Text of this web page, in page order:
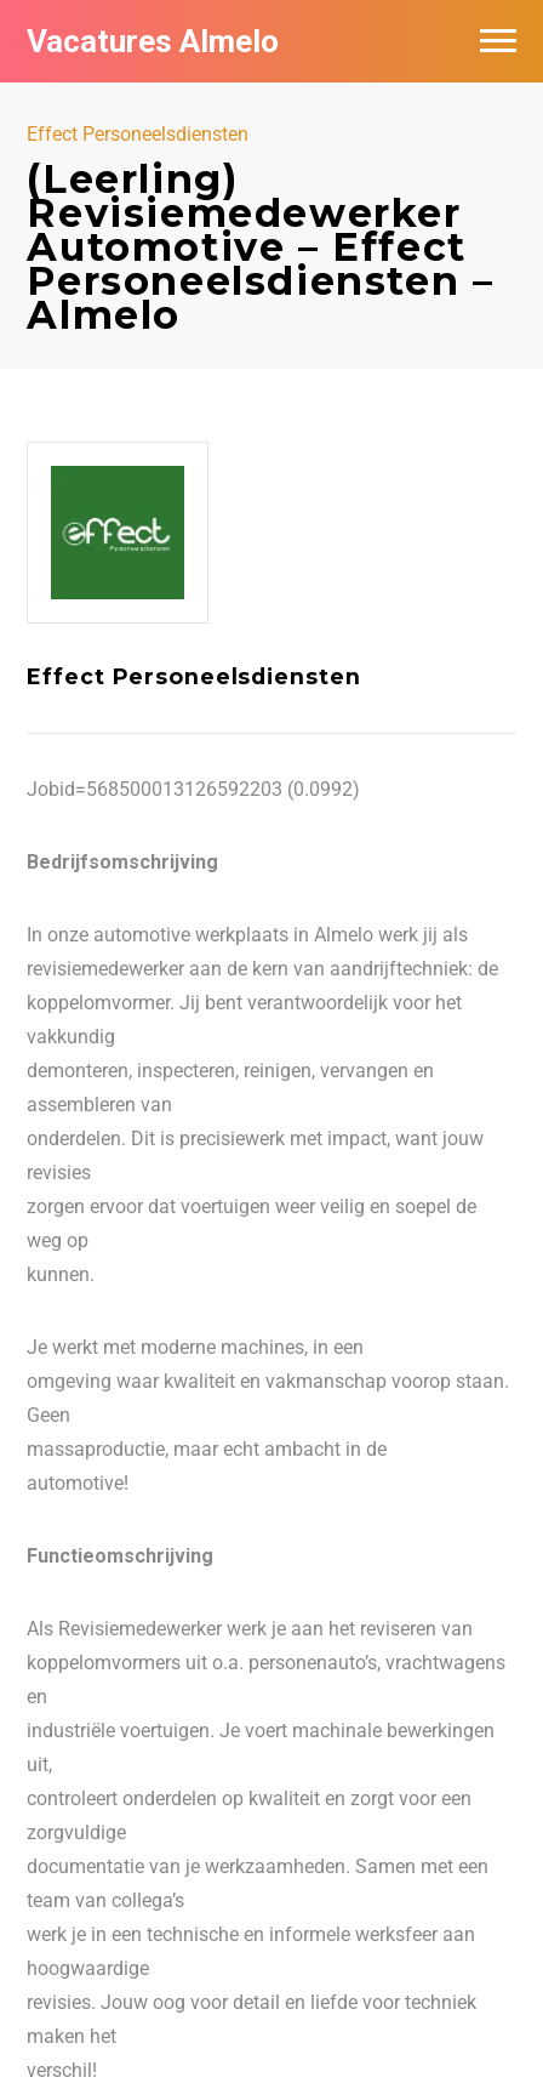
Vacatures Almelo
Effect Personeelsdiensten
(Leerling)
Revisiemedewerker
Automotive – Effect
Personeelsdiensten –
Almelo
Effect Personeelsdiensten
Jobid=568500013126592203 (0.0992)
Bedrijfsomschrijving
In onze automotive werkplaats in Almelo werk jij als
revisiemedewerker aan de kern van aandrijftechniek: de
koppelomvormer. Jij bent verantwoordelijk voor het
vakkundig
demonteren, inspecteren, reinigen, vervangen en
assembleren van
onderdelen. Dit is precisiewerk met impact, want jouw
revisies
zorgen ervoor dat voertuigen weer veilig en soepel de
weg op
kunnen.
Je werkt met moderne machines, in een
omgeving waar kwaliteit en vakmanschap voorop staan.
Geen
massaproductie, maar echt ambacht in de
automotive!
Functieomschrijving
Als Revisiemedewerker werk je aan het reviseren van
koppelomvormers uit o.a. personenauto’s, vrachtwagens
en
industriële voertuigen. Je voert machinale bewerkingen
uit,
controleert onderdelen op kwaliteit en zorgt voor een
zorgvuldige
documentatie van je werkzaamheden. Samen met een
team van collega’s
werk je in een technische en informele werksfeer aan
hoogwaardige
revisies. Jouw oog voor detail en liefde voor techniek
maken het
verschil!
Vacatures per bedrijf
Nieuwsbrief feed